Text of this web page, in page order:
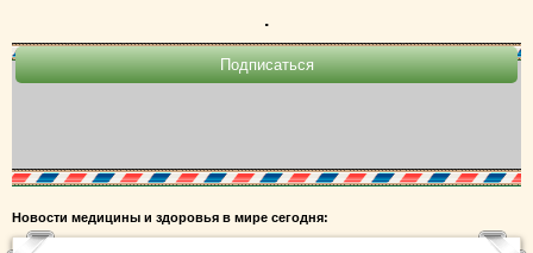
.
Новости медицины и здоровья в мире сегодня: